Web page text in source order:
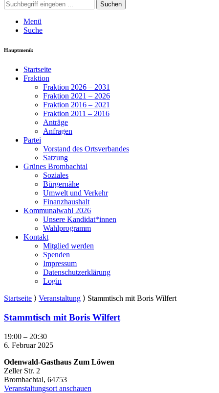
Suchen
Menü
Suche
Hauptmenü:
Startseite
Fraktion
Fraktion 2026 – 2031
Fraktion 2021 – 2026
Fraktion 2016 – 2021
Fraktion 2011 – 2016
Anträge
Anfragen
Partei
Vorstand des Ortsverbandes
Satzung
Grünes Brombachtal
Soziales
Bürgernähe
Umwelt und Verkehr
Finanzhaushalt
Kommunalwahl 2026
Unsere Kandidat*innen
Wahlprogramm
Kontakt
Mitglied werden
Spenden
Impressum
Datenschutzerklärung
Login
Startseite ⟩ Veranstaltung ⟩ Stammtisch mit Boris Wilfert
Stammtisch mit Boris Wilfert
Stammtisch
mit
Wilfert
19:00 – 20:30
6. Februar 2025
Odenwald-Gasthaus Zum Löwen
Zeller Str. 2
Brombachtal, 64753
Veranstaltungsort anschauen